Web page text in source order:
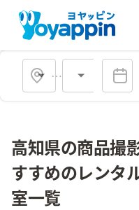
会場タイプ
高知県の商品撮
すすめのレンタ
室一覧